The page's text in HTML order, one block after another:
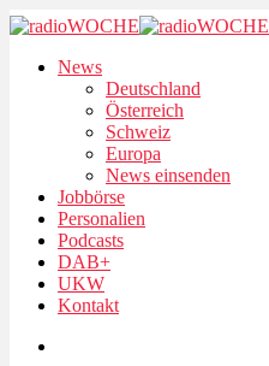
News
Deutschland
Österreich
Schweiz
Europa
News einsenden
Jobbörse
Personalien
Podcasts
DAB+
UKW
Kontakt